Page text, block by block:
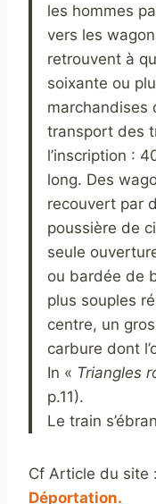
les hommes
vers les
retrouvent à
soixante ou
marchandises
transport des
l’inscription :
long. Des
recouvert par
poussière de
seule
ou bardée de
plus souples
centre, un
carbure dont
In « Triangles
p.11).
Le train
Cf Article du site :
Déportation.